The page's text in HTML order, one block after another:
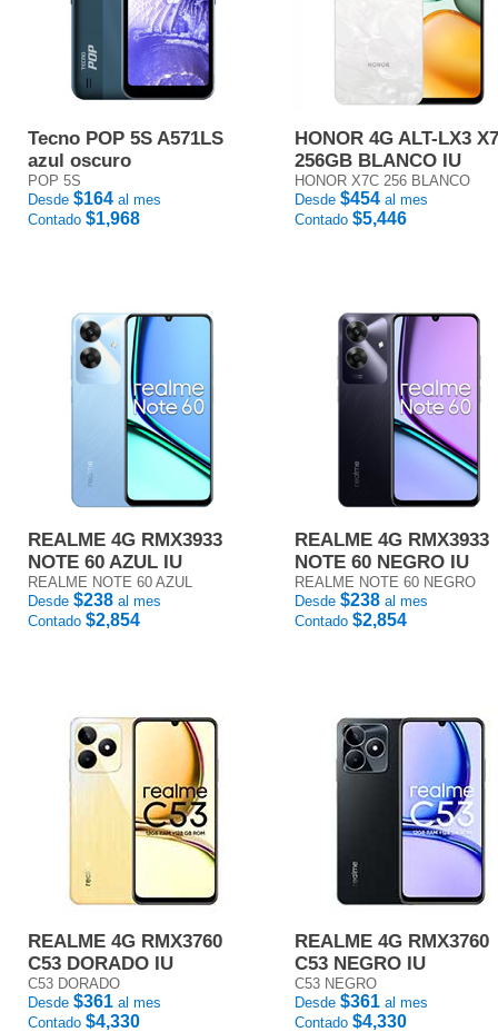
Tecno POP 5S A571LS
azul oscuro
POP 5S
Desde $164 al mes
Contado $1,968
HONOR 4G ALT-LX3
256GB BLANCO IU
HONOR X7C 256 BLANCO
Desde $454 al mes
Contado $5,446
REALME 4G RMX3933
NOTE 60 AZUL IU
REALME NOTE 60 AZUL
Desde $238 al mes
Contado $2,854
REALME 4G RMX3933
NOTE 60 NEGRO IU
REALME NOTE 60 NEGRO
Desde $238 al mes
Contado $2,854
REALME 4G RMX3760
C53 DORADO IU
C53 DORADO
Desde $361 al mes
Contado $4,330
REALME 4G RMX3760
C53 NEGRO IU
C53 NEGRO
Desde $361 al mes
Contado $4,330